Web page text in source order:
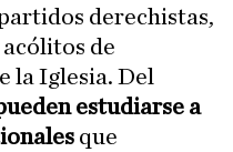
derechistas,
de
la Iglesia. Del
estudiarse a
que